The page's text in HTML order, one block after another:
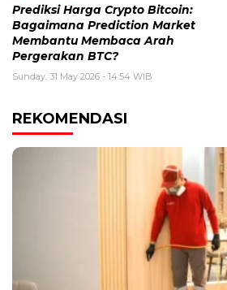
Prediksi Harga Crypto Bitcoin:
Bagaimana Prediction Market
Membantu Membaca Arah
Pergerakan BTC?
Sunday, 31 May 2026 - 14:54 WIB
REKOMENDASI